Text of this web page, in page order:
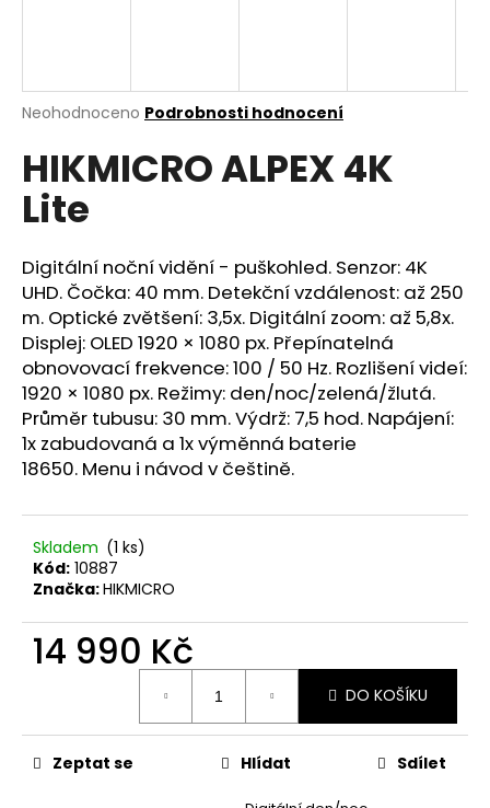
Průměrné
produktu
je
0,0
hvězdiček.
Neohodnoceno Podrobnosti hodnocení
HIKMICRO ALPEX 4K
Lite
Digitální noční vidění - puškohled. Senzor: 4K
UHD. Čočka: 40 mm. Detekční vzdálenost: až 250
m. Optické zvětšení: 3,5x. Digitální zoom: až 5,8x.
Displej: OLED 1920 × 1080 px. Přepínatelná
obnovovací frekvence: 100 / 50 Hz. Rozlišení videí:
1920 × 1080 px. Režimy: den/noc/zelená/žlutá.
Průměr tubusu: 30 mm.Výdrž: 7,5 hod. Napájení:
1x zabudovaná a 1x výměnná baterie
18650. Menu i návod v češtině.
Skladem (1 ks)
Kód: 10887
Značka:HIKMICRO
14 990 Kč
DO KOŠÍKU
Zeptat se Hlídat Sdílet
í
t
D
o
p
o
r
u
u
e
m
e
Kč